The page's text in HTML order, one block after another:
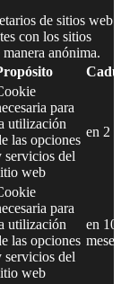
de sitios web
con los sitios
anónima.
para
utilización
las opciones
servicios del
web
en 2
para
utilización
las opciones
servicios del
web
en 10
meses